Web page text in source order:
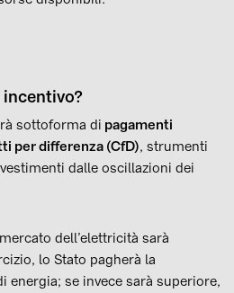
incentivo?
sottoforma di pagamenti
per differenza (CfD), strumenti
dalle oscillazioni dei
dell’elettricità sarà
lo Stato pagherà la
energia; se invece sarà superiore,